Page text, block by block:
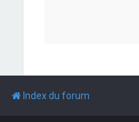
Index du forum